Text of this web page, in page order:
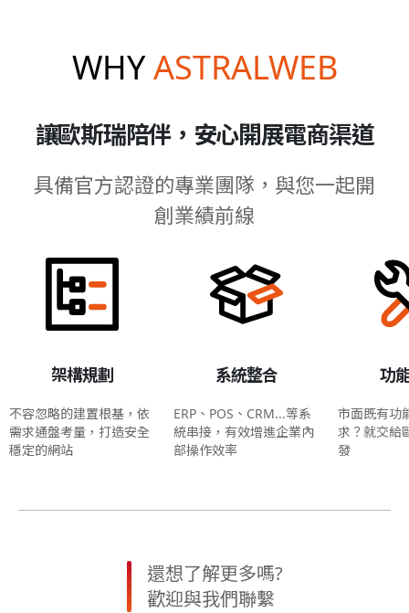
WHYASTRALWEB
讓歐斯瑞陪伴，安心開展電商渠道
具備官方認證的專業團隊，與您一起開
創業績前線
架構規劃
不容忽略的建置根基，依
需求通盤考量，打造安全
穩定的網站
系統整合
ERP、POS、CRM...等系
統串接，有效增進企業內
部操作效率
功
市面既有功
求？就交給
發
還想了解更多嗎?
歡迎與我們聯繫